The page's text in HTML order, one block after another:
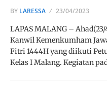
BY LARESSA 23/04/2023
LAPAS MALANG –
Kanwil Kemenkumham
Fitri 1444H yang diikuti
Kelas I Malang. Kegiatan